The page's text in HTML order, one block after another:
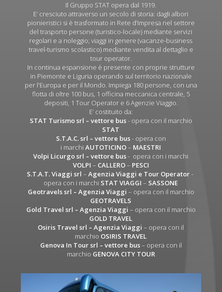
Il Gruppo STAT opera dal 1919.
E’ cresciuto attraverso un secolo di storia: dagli albori
pionieristici si è trasformato in Rete d’Impresa nel settore
del trasporto persone (turistico-locale) mediante servizi
regolari e a noleggio; viaggi in genere (vacanze-business
travel-turismo scolastico) mediante vendita al dettaglio e
tour operator.
In continua espansione è presente con proprie strutture
in Piemonte e Liguria operando sul territorio nazionale
per l'Europa e per il Mondo. Impiega 180 persone, con una
flotta di oltre 100 bus, 1 officina meccanica centrale, 5
depositi, 1 Tour Operator e 6 Agenzie Viaggio.
E’ costituito da:
STAT Turismo srl – vettore bus- opera con il marchio
STAT
S.T.A.C. srl – vettore bus- opera con
i marchiAUTOTICINO– MAESTRI
Volpi Licurgo srl – vettore bus- opera con i marchi
VOLPI – CALLERO– PESCI
S.T.A.T. Viaggi srl –Agenzia Viaggi e Tour Operator-
opera con i marchi STAT VIAGGI – SASSONE
Geotravels srl – Agenzia Viaggi – opera con il marchio
GEOTRAVELS
Gold Travel srl – Agenzia Viaggi – opera con il marchio
GOLD TRAVEL
Osiris Travel srl – Agenzia Viaggi – opera con il
marchio OSIRIS TRAVEL
Genova In Tour srl – vettore bus– opera con il
marchio GENOVA CITY TOUR